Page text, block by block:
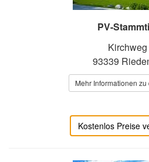
PV-
93339
Mehr Informationen zu
Kostenlos Preise